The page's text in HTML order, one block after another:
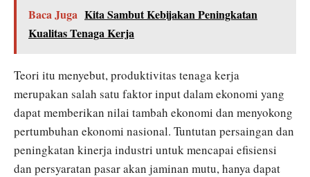
Baca Juga Kita Sambut Kebijakan Peningkatan
Kualitas Tenaga Kerja
Teori itu menyebut, produktivitas tenaga kerja
merupakan salah satu faktor input dalam ekonomi yang
dapat memberikan nilai tambah ekonomi dan menyokong
pertumbuhan ekonomi nasional. Tuntutan persaingan dan
peningkatan kinerja industri untuk mencapai efisiensi
dan persyaratan pasar akan jaminan mutu, hanya dapat